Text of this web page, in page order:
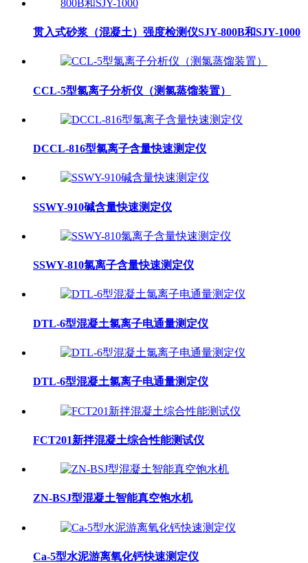
贯入式砂浆（混凝土）强度检测仪SJY-800B和SJY-1000
CCL-5型氯离子分析仪（测氯蒸馏装置）
DCCL-816型氯离子含量快速测定仪
SSWY-910碱含量快速测定仪
SSWY-810氯离子含量快速测定仪
DTL-6型混凝土氯离子电通量测定仪
DTL-6型混凝土氯离子电通量测定仪
FCT201新拌混凝土综合性能测试仪
ZN-BSJ型混凝土智能真空饱水机
Ca-5型水泥游离氧化钙快速测定仪